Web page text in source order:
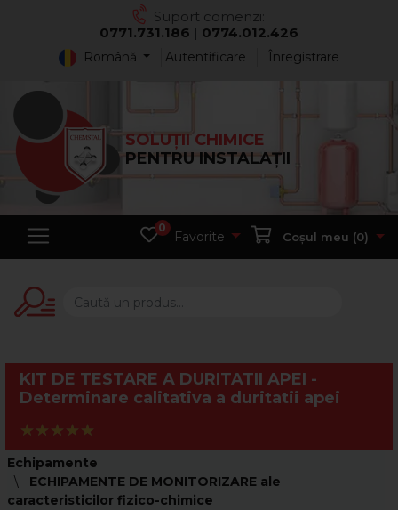
Suport comenzi:
0771.731.186 | 0774.012.426
Română Autentificare Înregistrare
SOLUȚII CHIMICE
PENTRU INSTALAȚII
0
Favorite Coșul meu (0)
KIT DE TESTARE A DURITATII APEI -
Determinare calitativa a duritatii apei
Echipamente
ECHIPAMENTE DE MONITORIZARE ale
caracteristicilor fizico-chimice